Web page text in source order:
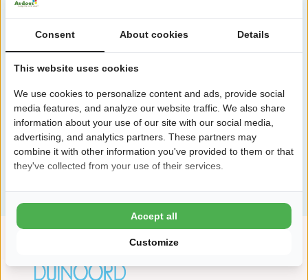
Voir toutes les installations
Consent About cookies Details
This website uses cookies
We use cookies to personalize content and ads, provide social
media features, and analyze our website traffic. We also share
information about your use of our site with our social media,
advertising, and analytics partners. These partners may
combine it with other information you've provided to them or that
they've collected from your use of their services.
Customize
Accept all